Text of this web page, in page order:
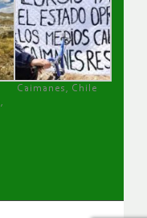
Caimanes, Chile